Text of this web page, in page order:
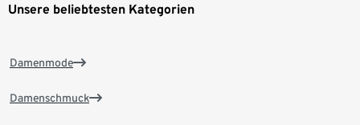
Unsere beliebtesten Kategorien
Damenmode
Damenschmuck